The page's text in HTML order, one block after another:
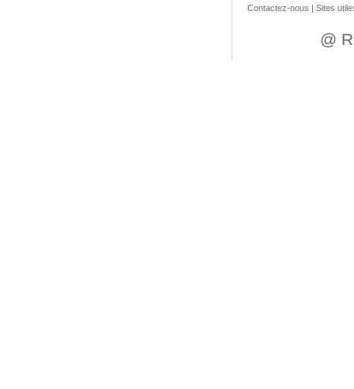
Contactez-nous | Sites
@